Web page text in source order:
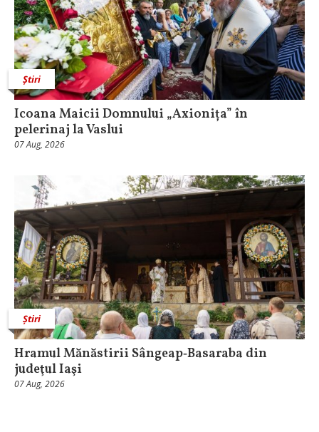
Știri
Icoana Maicii Domnului „Axionița” în
pelerinaj la Vaslui
07 Aug, 2026
Știri
Hramul Mănăstirii Sângeap‑Basaraba din
judeţul Iaşi
07 Aug, 2026